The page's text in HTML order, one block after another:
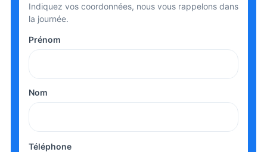
Indiquez vos coordonnées, nous vous rappelons dans
la journée.
Prénom
Nom
Téléphone